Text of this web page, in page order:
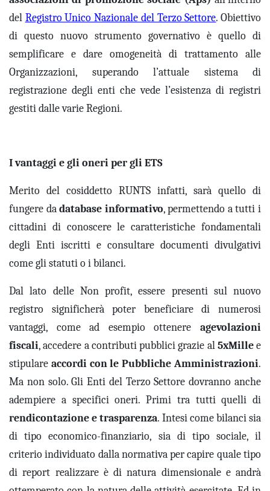
del Registro Unico Nazionale del Terzo Settore. Obiettivo
di questo nuovo strumento governativo è quello di
semplificare e dare omogeneità di trattamento alle
Organizzazioni, superandol’attuale sistema di
registrazione degli enti che vede l’esistenza di registri
gestiti dallevarieRegioni.
I vantaggi e gli oneri per gli ETS
Merito del cosiddetto RUNTS infatti, sarà quello di
fungere dadatabase informativo, permettendo a tutti i
cittadini di conoscere le caratteristiche fondamentali
degli Enti iscritti e consultare documenti divulgativi
comegli statutioi bilanci.
Dal lato delle Non profit, essere presenti sul nuovo
registro significherà poter beneficiare di numerosi
vantaggi, come ad esempioottenereagevolazioni
fiscali, accedere a contributi pubblici grazie al5xMillee
stipulare accordi con le Pubbliche Amministrazioni.
Ma non solo. GliEnti del Terzo Settore dovranno anche
adempiere a specifici oneri. Primi tra tutti quelli di
rendicontazione e trasparenza. Intesi come bilanci sia
di tipo economico-finanziario, sia di tipo sociale, il
criterio individuato dalla normativa per capire quale tipo
di report realizzare è di natura dimensionale e andrà